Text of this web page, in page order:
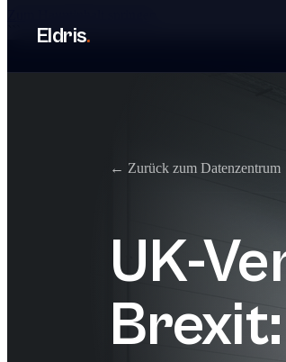
Eldris.
← Zurück zum Datenzentrum
UK-